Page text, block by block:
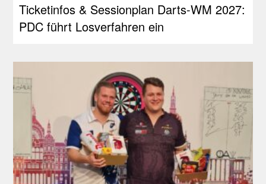
Ticketinfos & Sessionplan Darts-WM 2027:
PDC führt Losverfahren ein